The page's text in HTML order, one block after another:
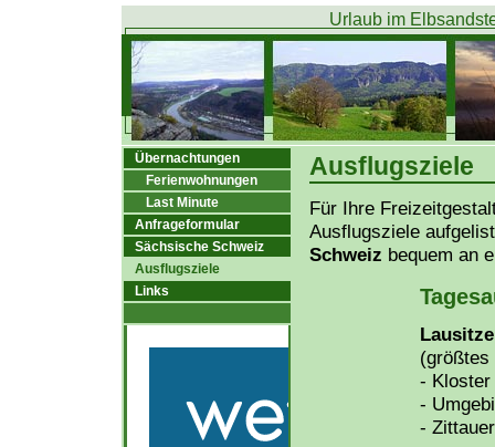
Urlaub im
Übernachtungen
Ferienwohnungen
Last Minute
Anfrageformular
Sächsische Schweiz
Ausflugsziele
Links
Ausflugsziele
Für Ihre
Ausflugsziele
Schweiz bequem an
(größtes
- Kloster
-
-